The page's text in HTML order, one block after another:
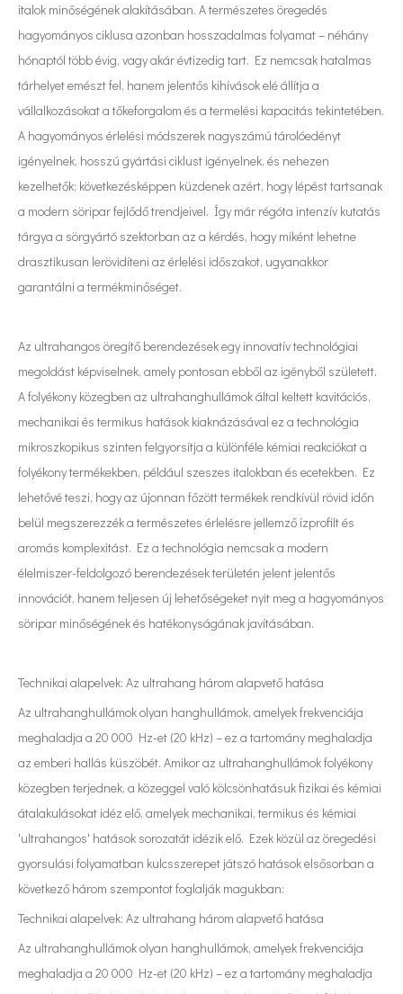
italok minőségének alakításában. A természetes öregedés
hagyományos ciklusa azonban hosszadalmas folyamat – néhány
hónaptól több évig, vagy akár évtizedig tart. Ez nemcsak hatalmas
tárhelyet emészt fel, hanem jelentős kihívások elé állítja a
vállalkozásokat a tőkeforgalom és a termelési kapacitás tekintetében.
A hagyományos érlelési módszerek nagyszámú tárolóedényt
igényelnek, hosszú gyártási ciklust igényelnek, és nehezen
kezelhetők; következésképpen küzdenek azért, hogy lépést tartsanak
a modern söripar fejlődő trendjeivel. Így már régóta intenzív kutatás
tárgya a sörgyártó szektorban az a kérdés, hogy miként lehetne
drasztikusan lerövidíteni az érlelési időszakot, ugyanakkor
garantálni a termékminőséget.
Az ultrahangos öregítő berendezések egy innovatív technológiai
megoldást képviselnek, amely pontosan ebből az igényből született.
A folyékony közegben az ultrahanghullámok által keltett kavitációs,
mechanikai és termikus hatások kiaknázásával ez a technológia
mikroszkopikus szinten felgyorsítja a különféle kémiai reakciókat a
folyékony termékekben, például szeszes italokban és ecetekben. Ez
lehetővé teszi, hogy az újonnan főzött termékek rendkívül rövid időn
belül megszerezzék a természetes érlelésre jellemző ízprofilt és
aromás komplexitást. Ez a technológia nemcsak a modern
élelmiszer-feldolgozó berendezések területén jelent jelentős
innovációt, hanem teljesen új lehetőségeket nyit meg a hagyományos
söripar minőségének és hatékonyságának javításában.
Technikai alapelvek: Az ultrahang három alapvető hatása
Az ultrahanghullámok olyan hanghullámok, amelyek frekvenciája
meghaladja a 20 000 Hz-et (20 kHz) – ez a tartomány meghaladja
az emberi hallás küszöbét. Amikor az ultrahanghullámok folyékony
közegben terjednek, a közeggel való kölcsönhatásuk fizikai és kémiai
átalakulásokat idéz elő, amelyek mechanikai, termikus és kémiai
'ultrahangos' hatások sorozatát idézik elő. Ezek közül az öregedési
gyorsulási folyamatban kulcsszerepet játszó hatások elsősorban a
következő három szempontot foglalják magukban:
Technikai alapelvek: Az ultrahang három alapvető hatása
Az ultrahanghullámok olyan hanghullámok, amelyek frekvenciája
meghaladja a 20 000 Hz-et (20 kHz) – ez a tartomány meghaladja